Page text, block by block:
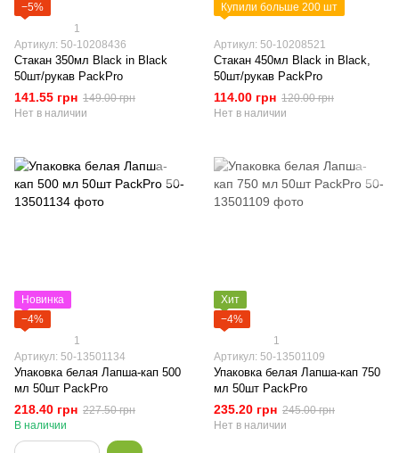
−5%
1
Артикул: 50-10208436
Стакан 350мл Black in Black
50шт/рукав PackPro
141.55 грн 149.00 грн
Нет в наличии
Купили больше 200 шт
Артикул: 50-10208521
Стакан 450мл Black in Black,
50шт/рукав PackPro
114.00 грн 120.00 грн
Нет в наличии
Новинка
−4%
1
Артикул: 50-13501134
Упаковка белая Лапша-кап 500
мл 50шт PackPro
218.40 грн 227.50 грн
В наличии
Хит
−4%
1
Артикул: 50-13501109
Упаковка белая Лапша-кап 750
мл 50шт PackPro
235.20 грн 245.00 грн
Нет в наличии